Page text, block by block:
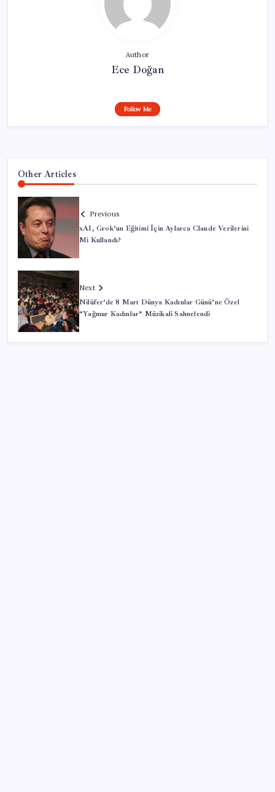
Author
Ece Doğan
Follow Me
Other Articles
Previous
xAI, Grok’un Eğitimi İçin Aylarca Claude Verilerini
Mi Kullandı?
Next
Nilüfer’de 8 Mart Dünya Kadınlar Günü’ne Özel
“Yağmur Kadınlar” Müzikali Sahnelendi